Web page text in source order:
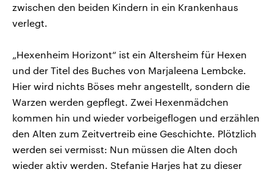
zwischen den beiden Kindern in ein Krankenhaus
verlegt.
„Hexenheim Horizont“ ist ein Altersheim für Hexen
und der Titel des Buches von Marjaleena Lembcke.
Hier wird nichts Böses mehr angestellt, sondern die
Warzen werden gepflegt. Zwei Hexenmädchen
kommen hin und wieder vorbeigeflogen und erzählen
den Alten zum Zeitvertreib eine Geschichte. Plötzlich
werden sei vermisst: Nun müssen die Alten doch
wieder aktiv werden. Stefanie Harjes hat zu dieser